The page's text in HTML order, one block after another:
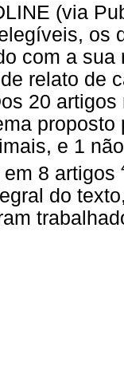
(via
os
com a
relato de
20
e 1
8 artigos
do